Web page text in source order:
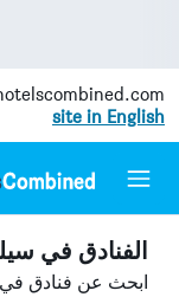
site in English
الفنادق في
ابحث عن فنادق في